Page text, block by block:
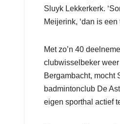
Sluyk Lekkerkerk.
Meijerink, ‘dan is
Met zo’n 40
clubwisselbeker
Bergambacht, mocht
badmintonclub De
eigen sporthal actief